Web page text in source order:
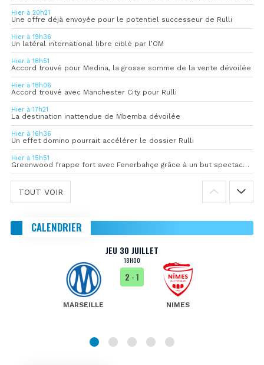
Hier à 20h21
Une offre déjà envoyée pour le potentiel successeur de Rulli
Hier à 19h36
Un latéral international libre ciblé par l’OM
Hier à 18h51
Accord trouvé pour Medina, la grosse somme de la vente dévoilée
Hier à 18h06
Accord trouvé avec Manchester City pour Rulli
Hier à 17h21
La destination inattendue de Mbemba dévoilée
Hier à 16h36
Un effet domino pourrait accélérer le dossier Rulli
Hier à 15h51
Greenwood frappe fort avec Fenerbahçe grâce à un but spectaculaire
TOUT VOIR
CALENDRIER
JEU 30 JUILLET
18H00
MARSEILLE
2 - 1
NIMES